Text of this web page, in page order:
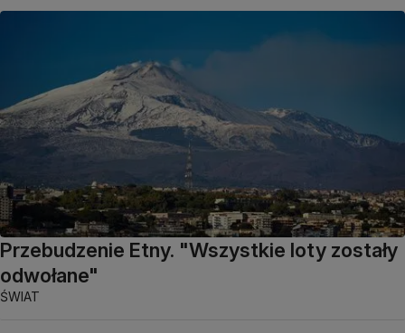
Przebudzenie Etny. "Wszystkie loty zostały
odwołane"
ŚWIAT